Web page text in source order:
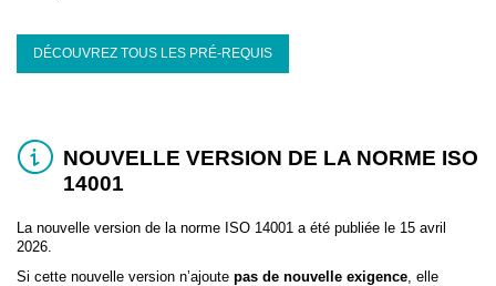
DÉCOUVREZ TOUS LES PRÉ-REQUIS
NOUVELLE VERSION DE LA NORME ISO
14001
La nouvelle version de la norme ISO 14001 a été publiée le 15 avril
2026.
Si cette nouvelle version n’ajoute pas de nouvelle exigence, elle